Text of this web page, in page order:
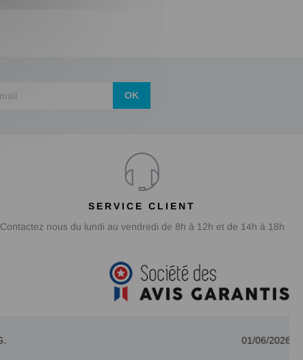
OK
SERVICE CLIENT
Contactez nous du lundi au vendredi de 8h à 12h et de 14h à 18h
01/06/2026